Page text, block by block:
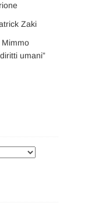
Zaki
Mimmo
umani”